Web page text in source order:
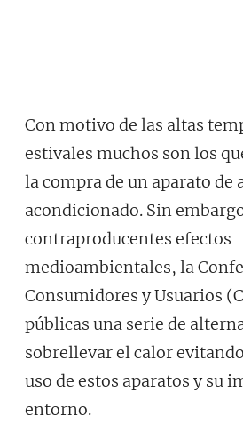
Con motivo de las altas
estivales muchos son los
la compra de un aparato de
acondicionado. Sin
contraproducentes efectos
medioambientales, la
Consumidores y Usuarios
públicas una serie de
sobrellevar el calor
uso de estos aparatos y su
entorno.